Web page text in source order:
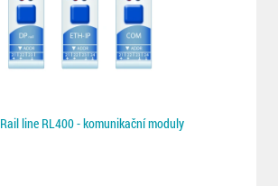
Rail line RL400 - komunikační moduly